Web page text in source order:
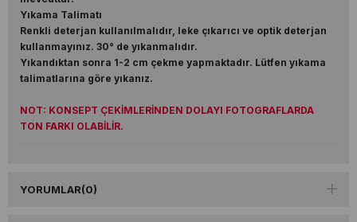
Yıkama Talimatı
Renkli deterjan kullanılmalıdır, leke çıkarıcı ve optik deterjan
kullanmayınız. 30° de yıkanmalıdır.
Yıkandıktan sonra 1-2 cm çekme yapmaktadır. Lütfen yıkama
talimatlarına göre yıkanız.
NOT: KONSEPT ÇEKİMLERİNDEN DOLAYI FOTOGRAFLARDA
TON FARKI OLABİLİR.
YORUMLAR(0)